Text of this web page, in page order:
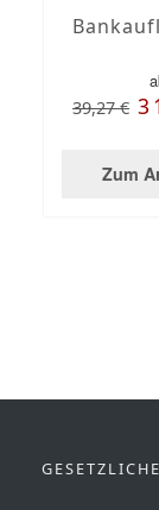
39,27 €
Zum